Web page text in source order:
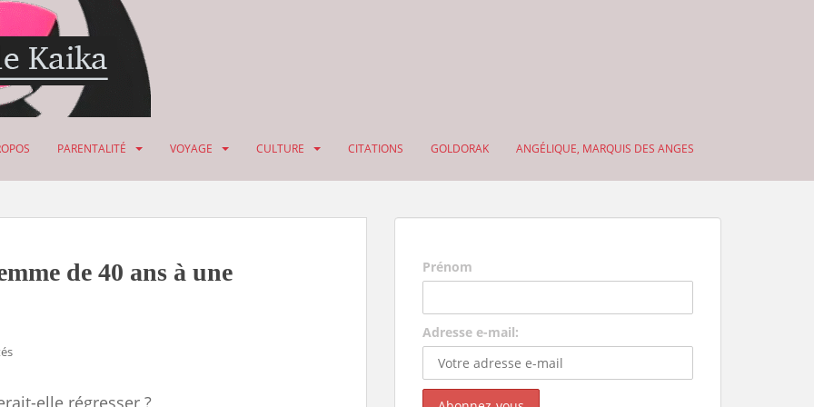
PARENTALITÉ VOYAGE CULTURE CITATIONS GOLDORAK ANGÉLIQUE, MARQUIS DES ANGES
de 40 ans à une
elle régresser ?
Prénom
Adresse e-mail: